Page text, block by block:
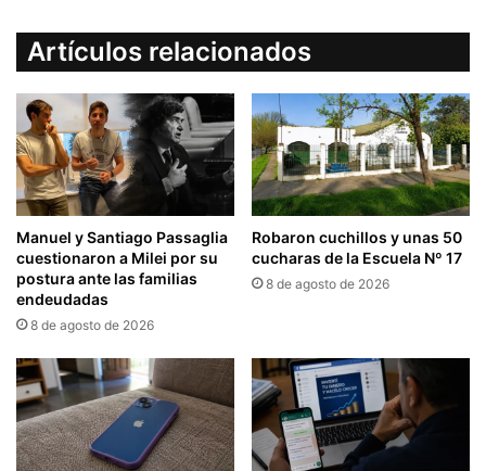
Artículos relacionados
Manuel y Santiago Passaglia
cuestionaron a Milei por su
postura ante las familias
endeudadas
8 de agosto de 2026
Robaron cuchillos y unas 50
cucharas de la Escuela Nº 17
8 de agosto de 2026